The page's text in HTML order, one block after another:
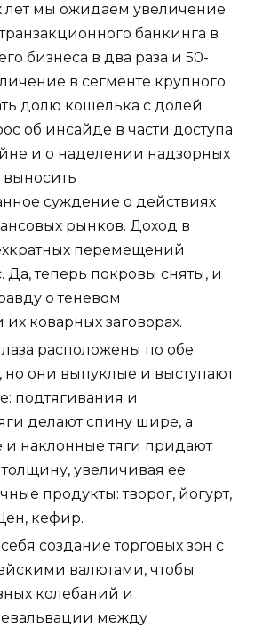
лет мы ожидаем увеличение
банкинга в
бизнеса в два раза и 50-
в сегменте крупного
долю кошелька с долей
об инсайде в части доступа
и о наделении надзорных
суждение о действиях
рынков. Доход в
перемещений
Да, теперь покровы сняты, и
о теневом
их коварных заговорах.
расположены по обе
но они выпуклые и выступают
подтягивания и
делают спину шире, а
и наклонные тяги придают
увеличивая ее
продукты: творог, йогурт,
кефир.
создание торговых зон с
валютами, чтобы
колебаний и
между